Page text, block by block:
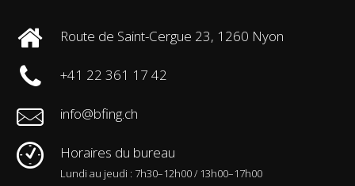
Route de Saint-Cergue 23, 1260 Nyon
+41 22 361 17 42
info@bfing.ch
Horaires du bureau
Lundi au jeudi : 7h30–12h00 / 13h00–17h00